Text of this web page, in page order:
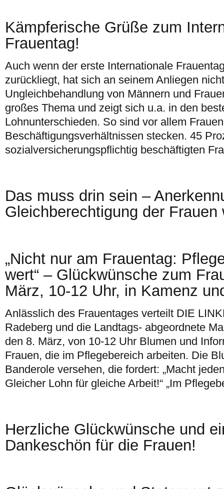
Kämpferische Grüße zum
Frauentag!
Auch wenn der erste Internationale
zurückliegt, hat sich an seinem Anliegen
Ungleichbehandlung von Männern und
großes Thema und zeigt sich u.a. in den
Lohnunterschieden. So sind vor allem
Beschäftigungsverhältnissen stecken. 45
sozialversicherungspflichtig beschäftigten
Das muss drin sein –
Gleichberechtigung der Frauen
„Nicht nur am Frauentag:
wert“ – Glückwünsche zum
März, 10-12 Uhr, in Kamenz
Anlässlich des Frauentages verteilt DIE
Radeberg und die Landtags- abgeordnete
den 8. März, von 10-12 Uhr Blumen und
Frauen, die im Pflegebereich arbeiten. Die
Banderole versehen, die fordert: „Macht
Gleicher Lohn für gleiche Arbeit!“ „Im
Herzliche Glückwünsche und
Dankeschön für die Frauen!